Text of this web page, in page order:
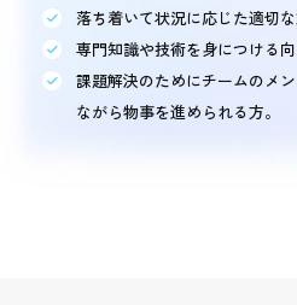
落ち着いて状況に応じた適切な
専門知識や技術を身につける向
課題解決のためにチームのメ
ながら物事を進められる方。